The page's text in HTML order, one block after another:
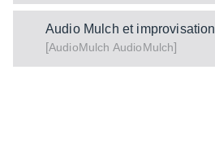
Audio Mulch et improvisation
[AudioMulch AudioMulch]